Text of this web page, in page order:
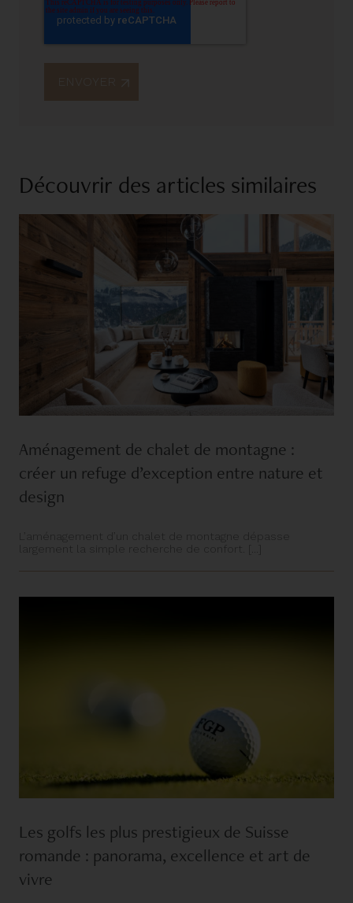
Découvrir des articles similaires
Aménagement de chalet de montagne :
créer un refuge d’exception entre nature et
design
L’aménagement d’un chalet de montagne dépasse
largement la simple recherche de confort. [...]
Les golfs les plus prestigieux de Suisse
romande : panorama, excellence et art de
vivre